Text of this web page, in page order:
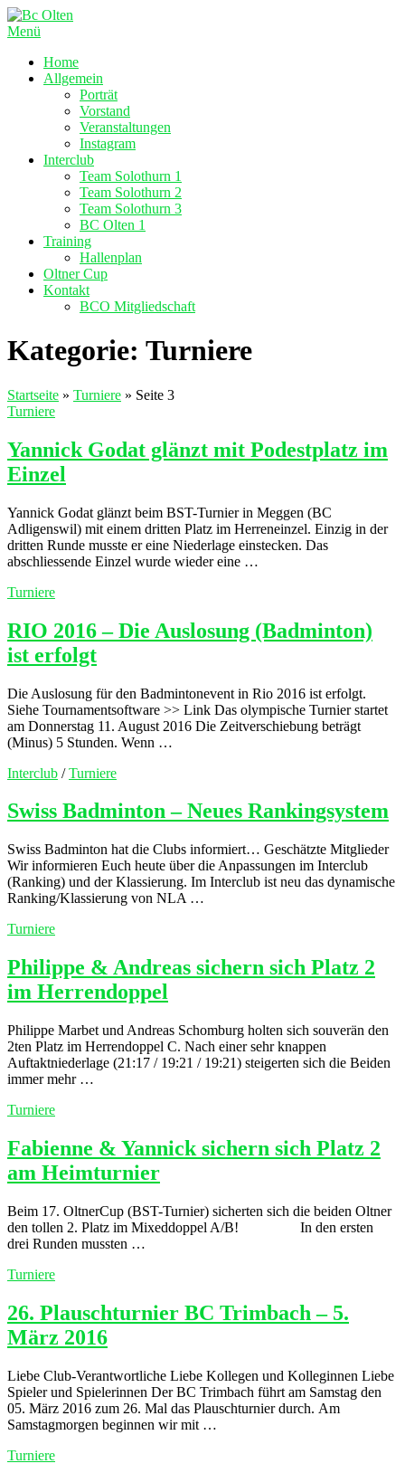
Zum
Inhalt
Menü
Home
Allgemein
Porträt
Vorstand
Veranstaltungen
Instagram
Interclub
Team Solothurn 1
Team Solothurn 2
Team Solothurn 3
BC Olten 1
Training
Hallenplan
Oltner Cup
Kontakt
BCO Mitgliedschaft
Kategorie: Turniere
Startseite » Turniere » Seite 3
Turniere
Yannick Godat glänzt mit Podestplatz im
Einzel
Yannick Godat glänzt beim BST-Turnier in Meggen (BC
Adligenswil) mit einem dritten Platz im Herreneinzel. Einzig in der
dritten Runde musste er eine Niederlage einstecken. Das
abschliessende Einzel wurde wieder eine …
Turniere
RIO 2016 – Die Auslosung (Badminton)
ist erfolgt
Die Auslosung für den Badmintonevent in Rio 2016 ist erfolgt.
Siehe Tournamentsoftware >> Link Das olympische Turnier startet
am Donnerstag 11. August 2016 Die Zeitverschiebung beträgt
(Minus) 5 Stunden. Wenn …
Interclub /Turniere
Swiss Badminton – Neues Rankingsystem
Swiss Badminton hat die Clubs informiert… Geschätzte Mitglieder
Wir informieren Euch heute über die Anpassungen im Interclub
(Ranking) und der Klassierung. Im Interclub ist neu das dynamische
Ranking/Klassierung von NLA …
Turniere
Philippe & Andreas sichern sich Platz 2
im Herrendoppel
Philippe Marbet und Andreas Schomburg holten sich souverän den
2ten Platz im Herrendoppel C. Nach einer sehr knappen
Auftaktniederlage (21:17 / 19:21 / 19:21) steigerten sich die Beiden
immer mehr …
Turniere
Fabienne & Yannick sichern sich Platz 2
am Heimturnier
Beim 17. OltnerCup (BST-Turnier) sicherten sich die beiden Oltner
den tollen 2. Platz im Mixeddoppel A/B! In den ersten
drei Runden mussten …
Turniere
26. Plauschturnier BC Trimbach – 5.
März 2016
Liebe Club-Verantwortliche Liebe Kollegen und Kolleginnen Liebe
Spieler und Spielerinnen Der BC Trimbach führt am Samstag den
05. März 2016 zum 26. Mal das Plauschturnier durch. Am
Samstagmorgen beginnen wir mit …
Turniere